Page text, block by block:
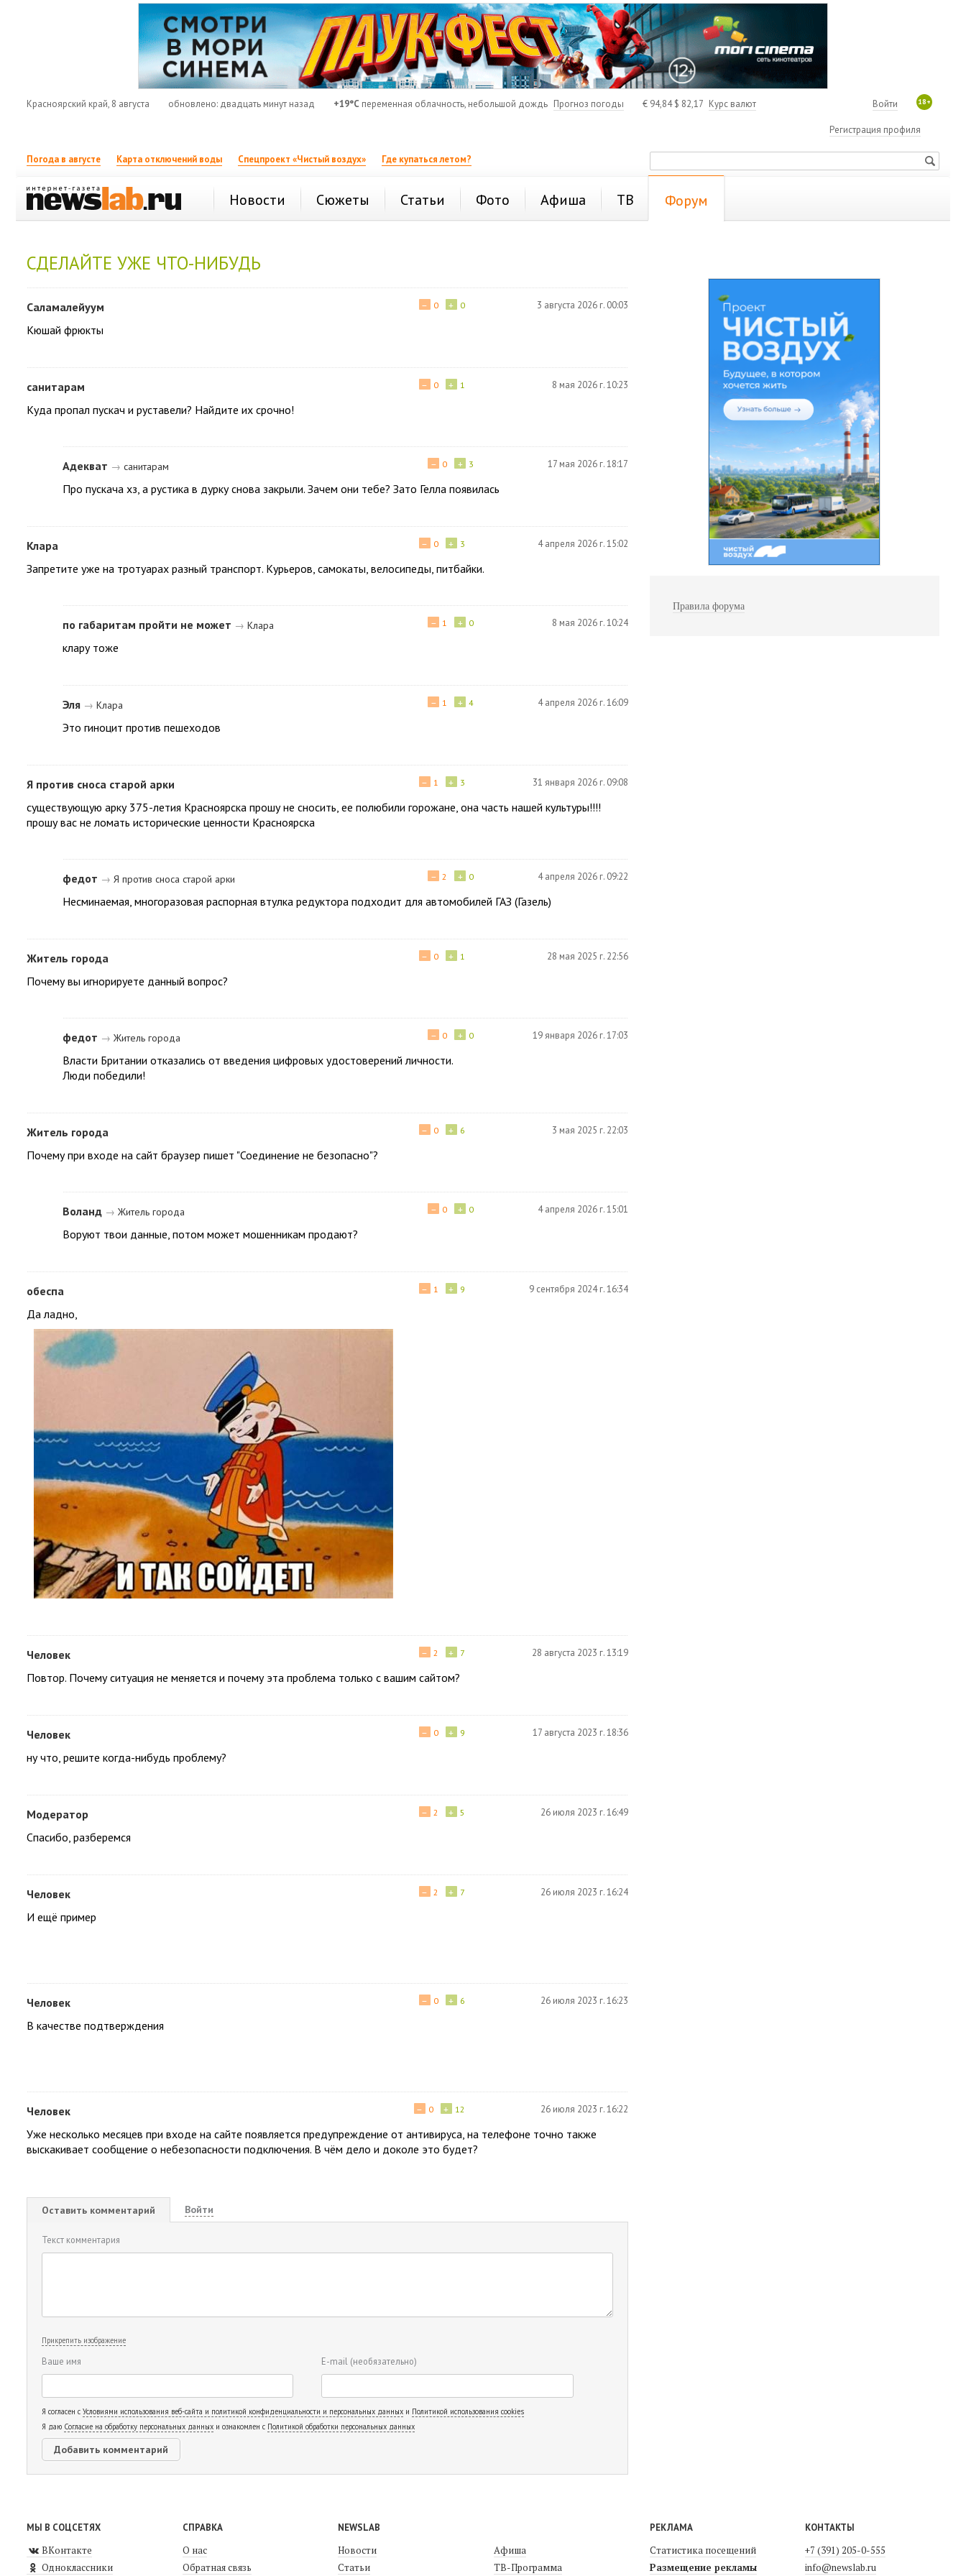
Красноярский край, 8 августа обновлено: двадцать минут назад +19°C переменная облачность, небольшой дождь Прогноз погоды € 94,84$ 82,17 Курс валют 18+
Войти
Регистрация профиля
Погода в августе Карта отключений воды Спецпроект «Чистый воздух» Где купаться летом?
Новости Сюжеты Статьи Фото Афиша ТВ Форум
СДЕЛАЙТЕ УЖЕ ЧТО-НИБУДЬ
Саламалейуум + 0
− 0 3 августа 2026 г. 00:03
Кюшай фрюкты
санитарам + 1
− 0 8 мая 2026 г. 10:23
Куда пропал пускач и руставели? Найдите их срочно!
Адекват → санитарам + 3
− 0 17 мая 2026 г. 18:17
Про пускача хз, а рустика в дурку снова закрыли. Зачем они тебе? Зато Гелла появилась
Клара + 3
− 0 4 апреля 2026 г. 15:02
Запретите уже на тротуарах разный транспорт. Курьеров, самокаты, велосипеды, питбайки.
по габаритам пройти не может → Клара + 0
− 1 8 мая 2026 г. 10:24
клару тоже
Эля → Клара + 4
− 1 4 апреля 2026 г. 16:09
Это гиноцит против пешеходов
Я против сноса старой арки + 3
− 1 31 января 2026 г. 09:08
существующую арку 375-летия Красноярска прошу не сносить, ее полюбили горожане, она часть нашей культуры!!!!
прошу вас не ломать исторические ценности Красноярска
федот → Я против сноса старой арки + 0
− 2 4 апреля 2026 г. 09:22
Несминаемая, многоразовая распорная втулка редуктора подходит для автомобилей ГАЗ (Газель)
Житель города + 1
− 0 28 мая 2025 г. 22:56
Почему вы игнорируете данный вопрос?
федот → Житель города + 0
− 0 19 января 2026 г. 17:03
Власти Британии отказались от введения цифровых удостоверений личности.
Люди победили!
Житель города + 6
− 0 3 мая 2025 г. 22:03
Почему при входе на сайт браузер пишет "Соединение не безопасно"?
Воланд → Житель города + 0
− 0 4 апреля 2026 г. 15:01
Воруют твои данные, потом может мошенникам продают?
обеспа + 9
− 1 9 сентября 2024 г. 16:34
Да ладно,
Человек + 7
− 2 28 августа 2023 г. 13:19
Повтор. Почему ситуация не меняется и почему эта проблема только с вашим сайтом?
Человек + 9
− 0 17 августа 2023 г. 18:36
ну что, решите когда-нибудь проблему?
Модератор + 5
− 2 26 июля 2023 г. 16:49
Спасибо, разберемся
Человек + 7
− 2 26 июля 2023 г. 16:24
И ещё пример
Человек + 6
− 0 26 июля 2023 г. 16:23
В качестве подтверждения
Человек + 12
− 0 26 июля 2023 г. 16:22
Уже несколько месяцев при входе на сайте появляется предупреждение от антивируса, на телефоне точно также
выскакивает сообщение о небезопасности подключения. В чём дело и доколе это будет?
Оставить комментарий Войти
Текст комментария
Прикрепить изображение
Ваше имя E-mail (необязательно)
Я согласен с Условиями использования веб-сайта и политикой конфиденциальности и персональных данных и Политикой использования cookies
Я даю Согласие на обработку персональных данных и ознакомлен с Политикой обработки персональных данных
Правила форума
МЫ В СОЦСЕТЯХ
ВКонтакте
Одноклассники
СПРАВКА
О нас
Обратная связь
NEWSLAB
Новости
Статьи
Афиша
ТВ-Программа
РЕКЛАМА
Статистика посещений
Размещение рекламы
КОНТАКТЫ
+7 (391) 205-0-555
info@newslab.ru